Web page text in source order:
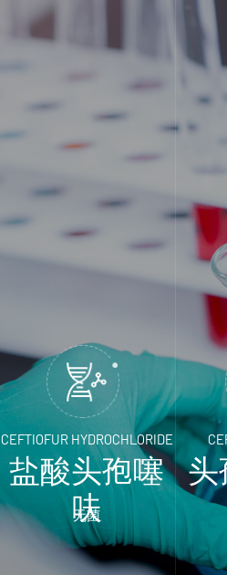
CEFTIOFUR HYDROCHLORIDE
盐酸头孢噻
呋
无菌
头